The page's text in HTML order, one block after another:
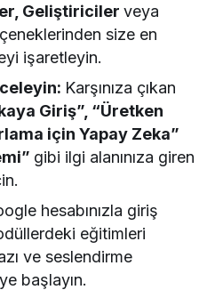
Geliştiricilerveya
size en
işaretleyin.
Karşınıza çıkan
Giriş”, “Üretken
için Yapay Zeka”
gibi ilgi alanınıza giren
hesabınızla giriş
eğitimleri
ve seslendirme
başlayın.